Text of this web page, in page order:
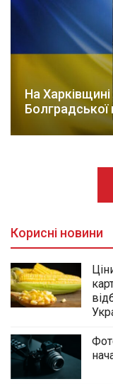
На
Корисні новини